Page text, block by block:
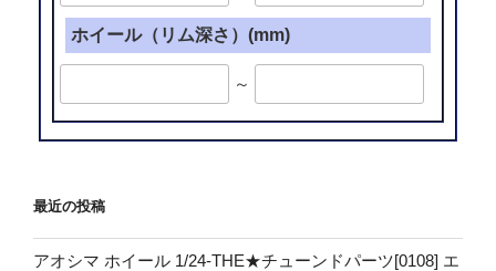
ホイール（リム深さ）(mm)
～
最近の投稿
アオシマ ホイール 1/24-THE★チューンドパーツ[0108] エ